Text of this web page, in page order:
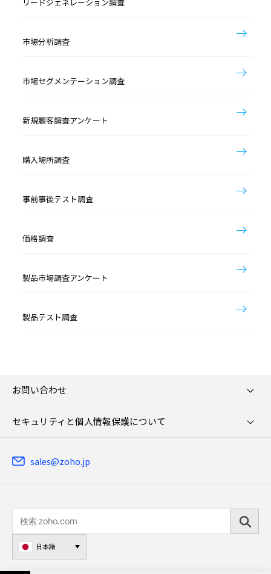
市場分析調査
市場セグメンテーション調査
新規顧客調査アンケート
購入場所調査
事前事後テスト調査
価格調査
製品市場調査アンケート
製品テスト調査
お問い合わせ
セキュリティと個人情報保護について
sales@zoho.jp
日本語